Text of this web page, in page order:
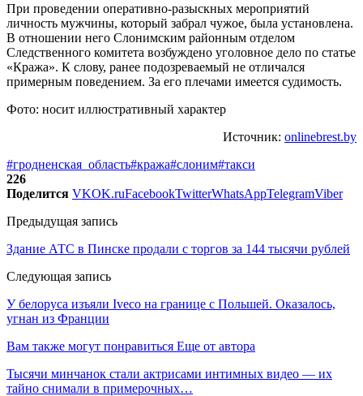
При проведении оперативно-разыскных мероприятий
личность мужчины, который забрал чужое, была установлена.
В отношении него Слонимским районным отделом
Следственного комитета возбуждено уголовное дело по статье
«Кража». К слову, ранее подозреваемый не отличался
примерным поведением. За его плечами имеется судимость.
Фото: носит иллюстративный характер
Источник: onlinebrest.by
#гродненская_область#кража#слоним#такси
226
Поделится VKOK.ruFacebookTwitterWhatsAppTelegramViber
Предыдущая запись
Здание АТС в Пинске продали с торгов за 144 тысячи рублей
Следующая запись
У белоруса изъяли Iveco на границе с Польшей. Оказалось,
угнан из Франции
Вам также могут понравиться Еще от автора
Тысячи минчанок стали актрисами интимных видео — их
тайно снимали в примерочных…